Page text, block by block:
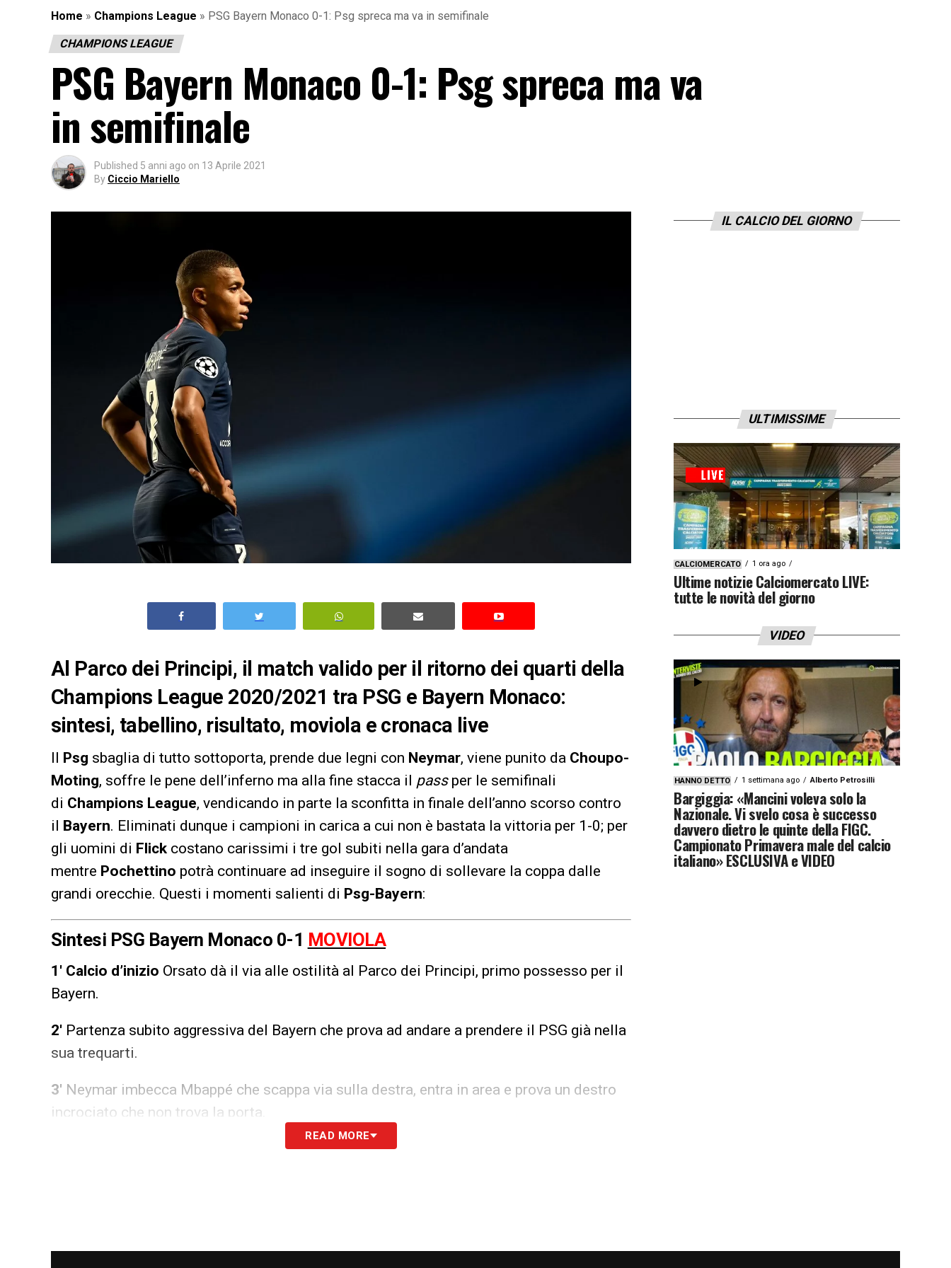
Home » Champions League » PSG Bayern Monaco 0-1: Psg spreca ma va in semifinale
CHAMPIONS LEAGUE
PSG Bayern Monaco 0-1: Psg spreca ma va
in semifinale
Published 5 anni ago on 13 Aprile 2021
By Ciccio Mariello
Al Parco dei Principi, il match valido per il ritorno dei quarti della
Champions League 2020/2021 tra PSG e Bayern Monaco:
sintesi, tabellino, risultato, moviola e cronaca live
Il Psg sbaglia di tutto sottoporta, prende due legni con Neymar, viene punito da Choupo-
Moting, soffre le pene dell’inferno ma alla fine stacca il passper le semifinali
di Champions League, vendicando in parte la sconfitta in finale dell’anno scorso contro
il Bayern. Eliminati dunque i campioni in carica a cui non è bastata la vittoria per 1-0; per
gli uomini di Flick costano carissimi i tre gol subiti nella gara d’andata
mentre Pochettino potrà continuare ad inseguire il sogno di sollevare la coppa dalle
grandi orecchie. Questi i momenti salienti di Psg-Bayern:
Sintesi PSG Bayern Monaco 0-1 MOVIOLA
1′ Calcio d’inizio Orsato dà il via alle ostilità al Parco dei Principi, primo possesso per il
Bayern.
2′ Partenza subito aggressiva del Bayern che prova ad andare a prendere il PSG già nella
sua trequarti.
3′ Neymar imbecca Mbappé che scappa via sulla destra, entra in area e prova un destro
incrociato che non trova la porta.
Lancio lungo sulla sinistra per Coman, pallone al centro ghiotto per Choupo-Moting
spara a colpo sicuro ma Neuer si oppone facendo la croce.
READ MORE
IL CALCIO DEL GIORNO
ULTIMISSIME
CALCIOMERCATO 1 ora ago
Ultime notizie Calciomercato LIVE:
tutte le novità del giorno
VIDEO
HANNO DETTO 1 settimana ago Alberto Petrosilli
Bargiggia: «Mancini voleva solo la
Nazionale. Vi svelo cosa è successo
davvero dietro le quinte della FIGC.
Campionato Primavera male del calcio
italiano» ESCLUSIVA e VIDEO